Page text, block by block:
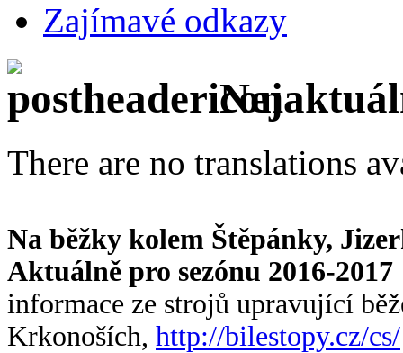
Zajímavé odkazy
There are no translations
Na běžky kolem Štěpánky,
Aktuálně pro sezónu 2016-2017
informace ze strojů upravující
Krkonoších, http://bilestopy.cz/cs/